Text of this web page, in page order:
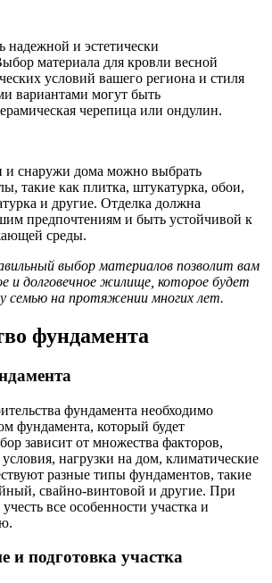
и эстетически
материала для кровли весной
условий вашего региона и стиля
вариантами могут быть
черепица или ондулин.
и снаружи дома можно выбрать
такие как плитка, штукатурка, обои,
и другие. Отделка должна
предпочтениям и быть устойчивой к
среды.
выбор материалов позволит вам
и долговечное жилище, которое будет
семью на протяжении многих лет.
фундамента
фундамента необходимо
фундамента, который будет
зависит от множества факторов,
нагрузки на дом, климатические
разные типы фундаментов, такие
свайно-винтовой и другие. При
все особенности участка и
и подготовка участка